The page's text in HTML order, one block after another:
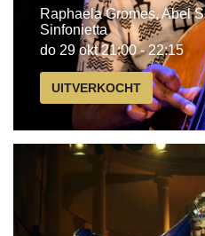
Raphaela Gromes, Abel
Sinfonietta
do 29 okt21:00 - 22:15
UITVERKOCHT